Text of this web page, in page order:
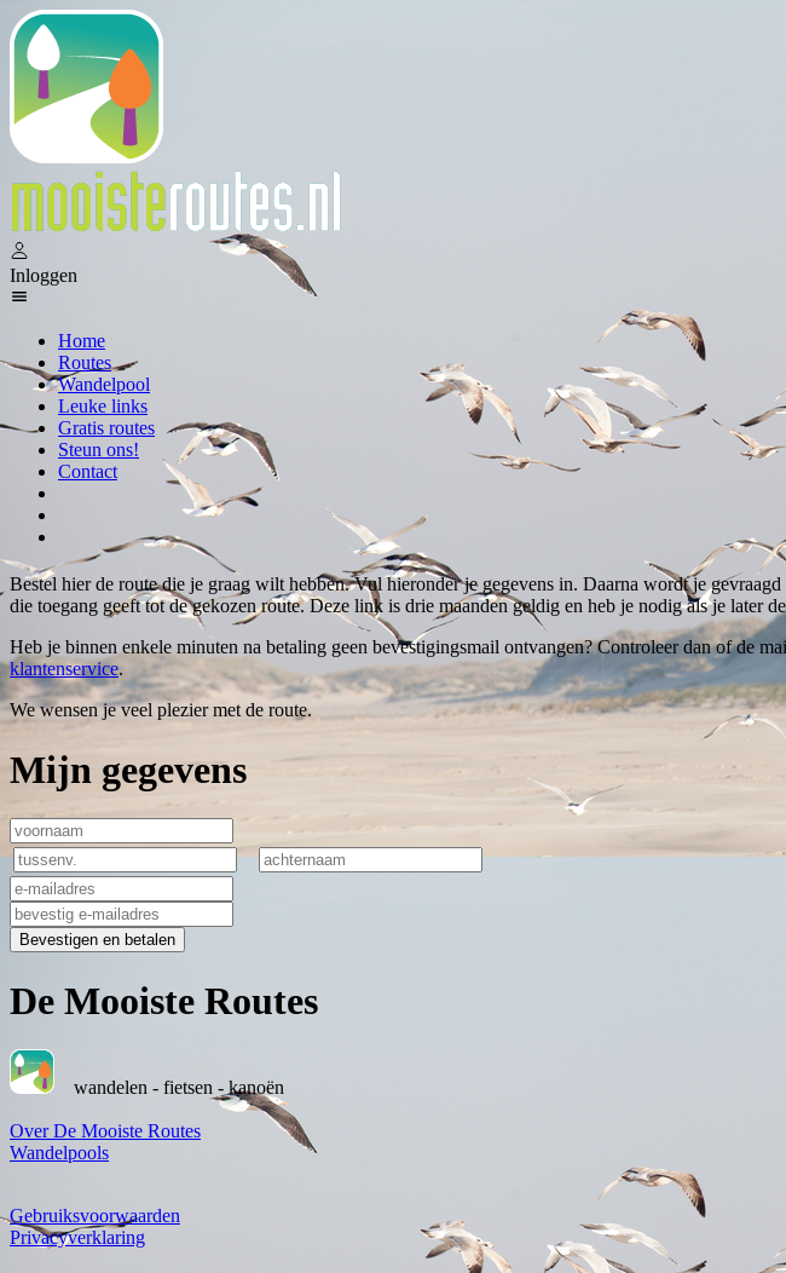
Inloggen
Home
Routes
Wandelpool
Leuke links
Gratis routes
Steun ons!
Contact
Bestel hier de route die je graag wilt hebben. Vul hieronder je gegevens in. Daarna wordt je
die toegang geeft tot de gekozen route. Deze link is drie maanden geldig en heb je nodig als je later
Heb je binnen enkele minuten na betaling geen bevestigingsmail ontvangen? Controleer dan of de
klantenservice.
We wensen je veel plezier met de route.
Mijn gegevens
Bevestigen en betalen
De Mooiste Routes
wandelen - fietsen - kanoën
Over De Mooiste Routes
Wandelpools
Gebruiksvoorwaarden
Privacyverklaring